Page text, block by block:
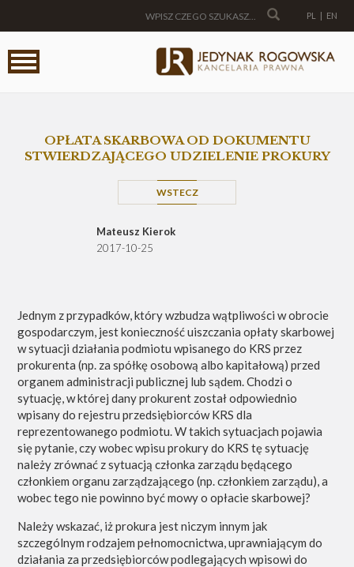
PL | EN
OPŁATA SKARBOWA OD DOKUMENTU
STWIERDZAJĄCEGO UDZIELENIE PROKURY
WSTECZ
Mateusz Kierok
2017-10-25
Jednym z przypadków, który wzbudza wątpliwości w obrocie
gospodarczym, jest konieczność uiszczania opłaty skarbowej
w sytuacji działania podmiotu wpisanego do KRS przez
prokurenta (np. za spółkę osobową albo kapitałową) przed
organem administracji publicznej lub sądem. Chodzi o
sytuację, w której dany prokurent został odpowiednio
wpisany do rejestru przedsiębiorców KRS dla
reprezentowanego podmiotu. W takich sytuacjach pojawia
się pytanie, czy wobec wpisu prokury do KRS tę sytuację
należy zrównać z sytuacją członka zarządu będącego
członkiem organu zarządzającego (np. członkiem zarządu), a
wobec tego nie powinno być mowy o opłacie skarbowej?
Należy wskazać, iż prokura jest niczym innym jak
szczególnym rodzajem pełnomocnictwa, uprawniającym do
działania za przedsiębiorców podlegających wpisowi do